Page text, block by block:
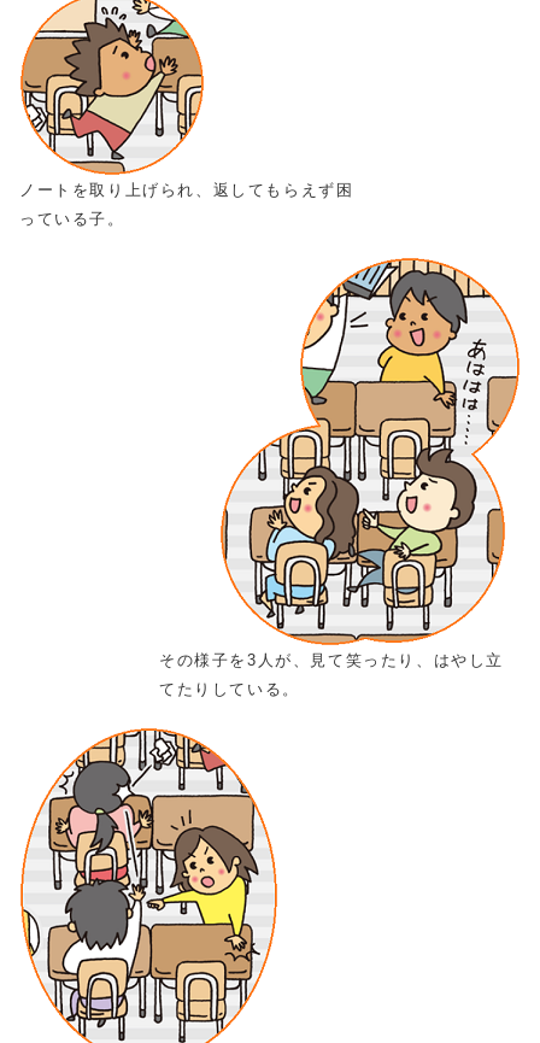
ノートを取り上げられ、返してもらえず困
っている子。
その様子を3人が、見て笑ったり、はやし立
てたりしている。